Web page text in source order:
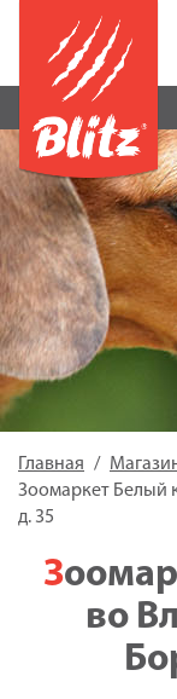
Главная
Зоомаркет Белый
д. 35
Зоомаркет Белый кролик
во